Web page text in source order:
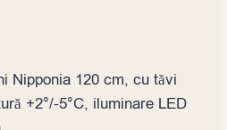
Nipponia 120 cm, cu tăvi
+2°/-5°C, iluminare LED